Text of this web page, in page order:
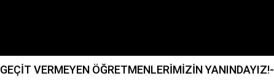
VERMEYEN ÖĞRETMENLERİMİZİN YANINDAYIZ!-